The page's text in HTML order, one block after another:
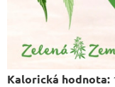
Kalorická hodnota: